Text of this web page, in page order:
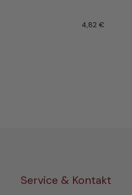
4,82 €
Service & Kontakt